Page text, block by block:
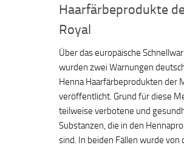
Haarfärbeprodukte
Royal
Über das europäische
wurden zwei Warnungen
Henna Haarfärbeprodukten der
veröffentlicht. Grund für diese
teilweise verbotene und
Substanzen, die in den
sind. In beiden Fällen wurde von